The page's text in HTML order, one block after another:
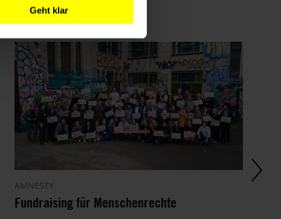
Geht klar
AMNESTY
Fundraising für Menschenrechte